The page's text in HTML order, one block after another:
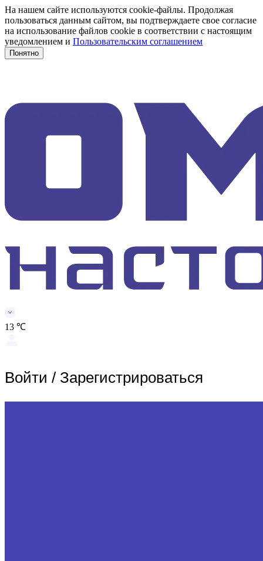
На нашем сайте используются cookie-файлы. Продолжая
пользоваться данным сайтом, вы подтверждаете свое согласие
на использование файлов cookie в соответствии с настоящим
уведомлением и Пользовательским соглашением
Понятно
13 ℃
Войти / Зарегистрироваться